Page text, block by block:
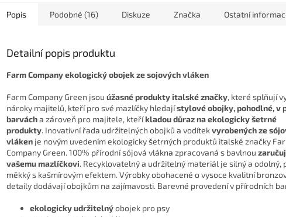
Popis Podobné (16) Diskuze Značka Ostatní
Detailní popis produktu
Farm Company ekologický obojek ze sojových vláken
Farm Company Green jsou úžasné produkty italské značky, které splňují
nároky majitelů, kteří pro své mazlíčky hledajístylové obojky, pohodlné, v
barvácha zároveň pro majitele, kteříkladou důraz na ekologicky šetrné
produkty. Inovativní řada udržitelných obojků a vodítekvyrobených ze
vláken je novým uvedením ekologicky šetrných produktů italské značky
Company Green. 100% přírodní sójová vlákna zpracovaná s bavlnou
vašemu mazlíčkovi. Recyklovatelný a udržitelný materiál je silný a odolný,
měkký s kašmírovým efektem. Výrobky obohacené o vysoce kvalitní
detaily dodávají obojkům na zajímavosti. Barevné provedení v přírodních
ekologicky udržitelnýobojek pro psy